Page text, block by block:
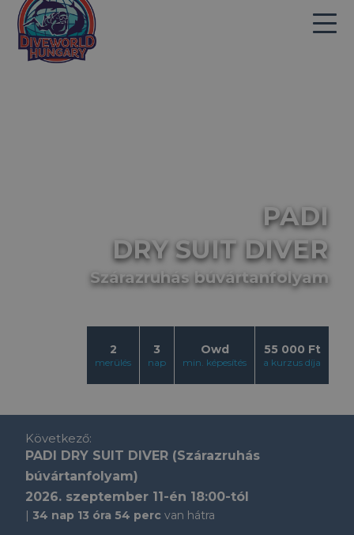
PADI
DRY SUIT DIVER
Szárazruhás búvártanfolyam
2
merülés
3
nap
Owd
min. képesítés
55 000 Ft
a kurzus díja
Következő:
PADI DRY SUIT DIVER (Szárazruhás
búvártanfolyam)
2026. szeptember 11-én 18:00-tól
34 nap 13 óra 54 perc van hátra